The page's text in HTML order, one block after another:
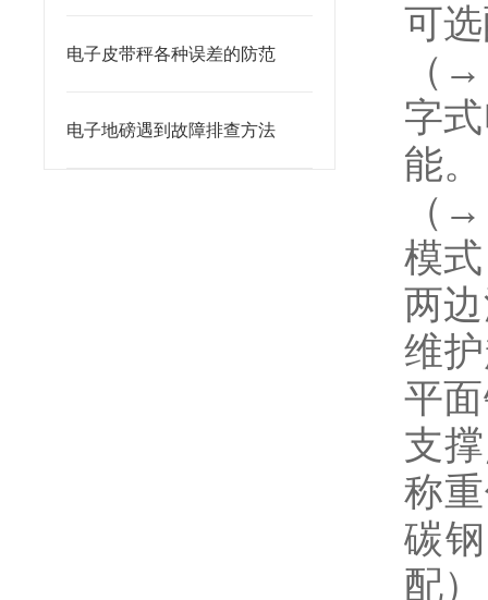
电子皮带秤各种误差的防范
电子地磅遇到故障排查方法
可
（
字
能。
（
模
两
维
平
支
称
碳
配